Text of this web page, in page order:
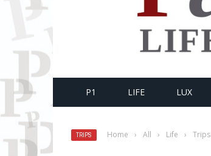
P1 LIFE LUX
TRIPS Home › All › Life › Trips